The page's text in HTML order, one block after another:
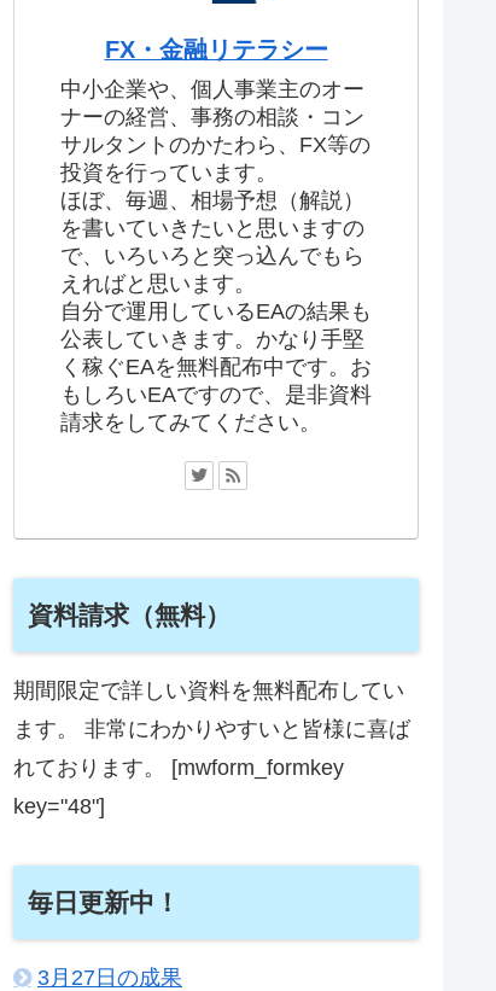
FX・金融リテラシー
中小企業や、個人事業主のオー
ナーの経営、事務の相談・コン
サルタントのかたわら、FX等の
投資を行っています。
ほぼ、毎週、相場予想（解説）
を書いていきたいと思いますの
で、いろいろと突っ込んでもら
えればと思います。
自分で運用しているEAの結果も
公表していきます。かなり手堅
く稼ぐEAを無料配布中です。お
もしろいEAですので、是非資料
請求をしてみてください。
資料請求（無料）
期間限定で詳しい資料を無料配布してい
ます。 非常にわかりやすいと皆様に喜ば
れております。 [mwform_formkey
key="48"]
毎日更新中！
3月27日の成果